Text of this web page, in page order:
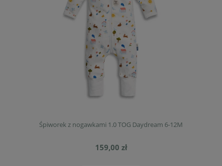
Śpiworek z nogawkami 1.0 TOG Daydream 6-12M
159,00 zł